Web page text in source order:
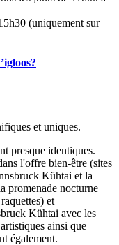
(uniquement sur
et uniques.
presque identiques.
l'offre bien-être (sites
Kühtai et la
promenade nocturne
et
Kühtai avec les
ainsi que
également.